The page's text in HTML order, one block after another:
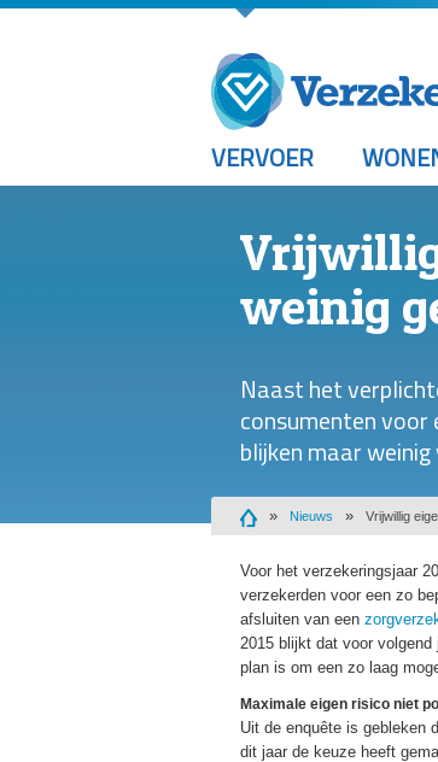
VERVOER
weinig
Naast het
consumenten voor
blijken maar
Nieuws Vrijwillig
Voor het verzekeringsjaar
verzekerden voor een zo
afsluiten van een
2015 blijkt dat voor
plan is om een zo laag
Maximale eigen risico niet
Uit de enquête is gebleken
dit jaar de keuze heeft